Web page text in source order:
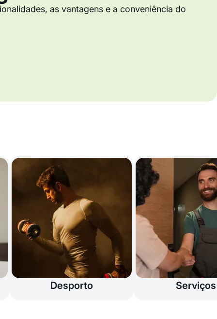
as vantagens e a conveniência do
Desporto Serviços